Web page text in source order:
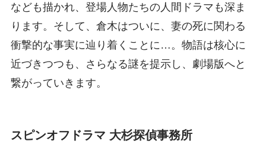
なども描かれ、登場人物たちの人間ドラマも深ま
ります。そして、倉木はついに、妻の死に関わる
衝撃的な事実に辿り着くことに…。物語は核心に
近づきつつも、さらなる謎を提示し、劇場版へと
繋がっていきます。
スピンオフドラマ 大杉探偵事務所